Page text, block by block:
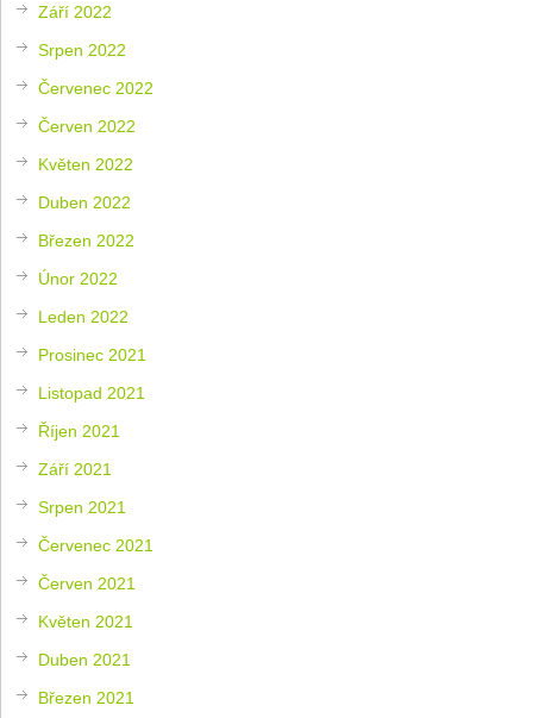
Září 2022
Srpen 2022
Červenec 2022
Červen 2022
Květen 2022
Duben 2022
Březen 2022
Únor 2022
Leden 2022
Prosinec 2021
Listopad 2021
Říjen 2021
Září 2021
Srpen 2021
Červenec 2021
Červen 2021
Květen 2021
Duben 2021
Březen 2021